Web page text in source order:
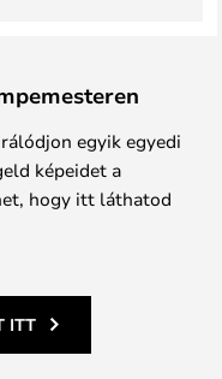
egyik egyedi
képeidet a
hogy itt láthatod
ITT